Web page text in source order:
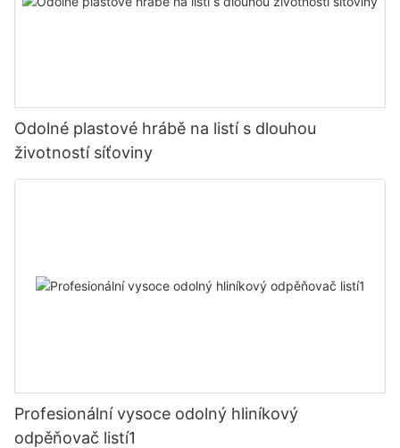
Odolné plastové hrábě na listí s dlouhou
životností síťoviny
Profesionální vysoce odolný hliníkový
odpěňovač listí1